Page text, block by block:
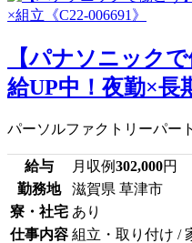
【パナソニック
給UP中！夜勤×長
パーソルファクトリーパー
給与 月収例302,000円
勤務地
滋賀県 草津市
寮・社宅 あり
仕事内容 組立・取り付け /